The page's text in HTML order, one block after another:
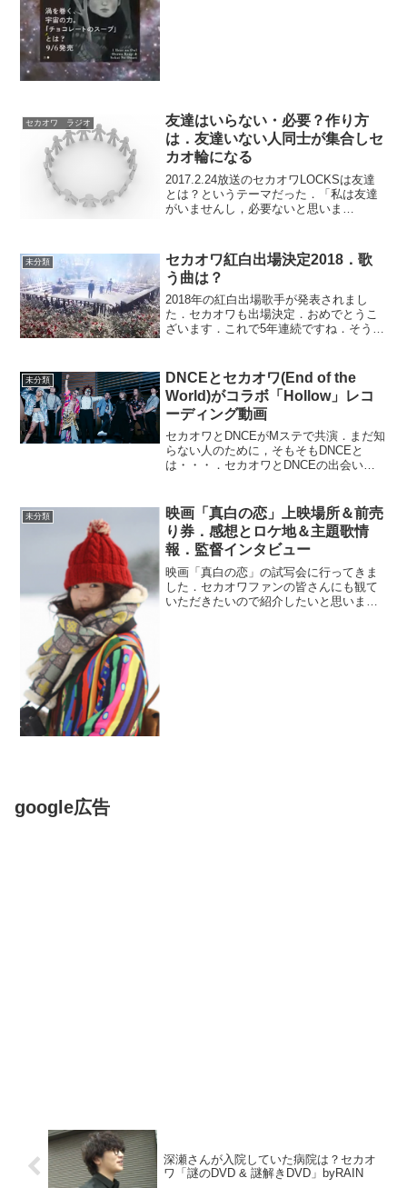
セカオワ ラジオ
友達はいらない・必要？作り方
は．友達いない人同士が集合しセ
カオ輪になる
2017.2.24放送のセカオワLOCKSは友達
とは？というテーマだった．「私は友達
がいませんし，必要ないと思いま
いて思うことがあります．そしてセカオ
ワの皆さんは的確な...
未分類
セカオワ紅白出場決定2018．歌
う曲は？
2018年の紅白出場歌手が発表されまし
た．セカオワも出場決定．おめでとうこ
ざいます．これで5年連続ですね．そうい
したこと．皆さん何かないですか？って
別に平成にこだわる必...
未分類
DNCEとセカオワ(End of the
World)がコラボ「Hollow」レコ
ーディング動画
セカオワとDNCEがMステで共演．まだ知
らない人のために，そもそもDNCEと
は・・・．セカオワとDNCEの出会い．
「CAKE BY THE OCEAN」...
未分類
映画「真白の恋」上映場所＆前売
り券．感想とロケ地＆主題歌情
報．監督インタビュー
映画「真白の恋」の試写会に行ってきま
した．セカオワファンの皆さんにも観て
いただきたいので紹介したいと思いま
google広告
深瀬さんが入院していた病院は？セカオ
ワ「謎のDVD & 謎解きDVD」byRAIN